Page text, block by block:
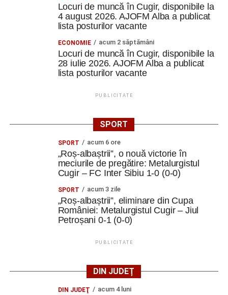
Locuri de muncă în Cugir, disponibile la
4 august 2026. AJOFM Alba a publicat
lista posturilor vacante
ECONOMIE acum 2 săptămâni
Locuri de muncă în Cugir, disponibile la
28 iulie 2026. AJOFM Alba a publicat
lista posturilor vacante
PUBLICITATE
SPORT
SPORT acum 6 ore
„Roș-albaștrii”, o nouă victorie în
meciurile de pregătire: Metalurgistul
Cugir – FC Inter Sibiu 1-0 (0-0)
SPORT acum 3 zile
„Roș-albaștrii”, eliminare din Cupa
României: Metalurgistul Cugir – Jiul
Petroșani 0-1 (0-0)
PUBLICITATE
DIN JUDEȚ
DIN JUDEŢ acum 4 luni